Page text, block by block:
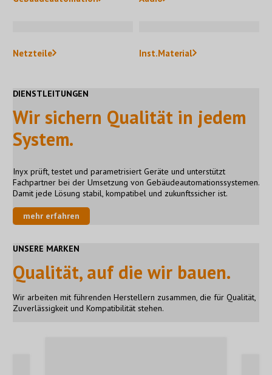
Netzteile Inst.Material
DIENSTLEITUNGEN
Wir sichern Qualität in jedem
System.
Inyx prüft, testet und parametrisiert Geräte und unterstützt
Fachpartner bei der Umsetzung von Gebäudeautomationssystemen.
Damit jede Lösung stabil, kompatibel und zukunftssicher ist.
mehr erfahren
UNSERE MARKEN
Qualität, auf die wir bauen.
Wir arbeiten mit führenden Herstellern zusammen, die für Qualität,
Zuverlässigkeit und Kompatibilität stehen.